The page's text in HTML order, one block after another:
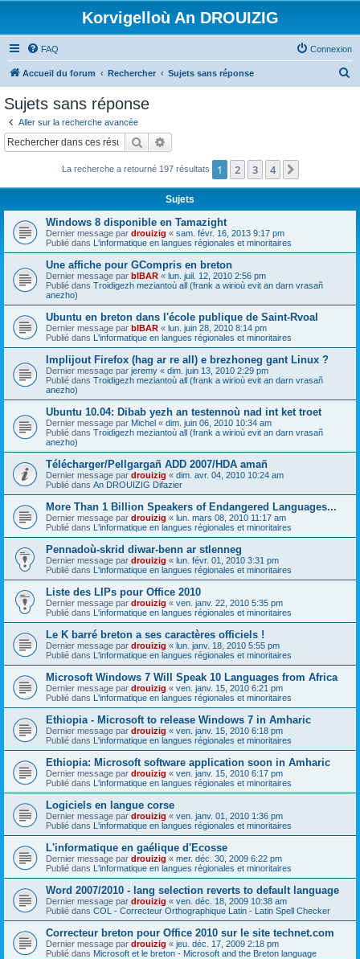
Korvigelloù An DROUIZIG
FAQ Connexion
Accueil du forum Rechercher Sujets sans réponse
c
Sujets sans réponse
Aller sur la recherche avancée
Rechercher
La recherche a retourné 197 résultats 1 2 3 4
Sujets
Windows 8 disponible en Tamazight
Dernier message par drouizig « sam. févr. 16, 2013 9:17 pm
Publié dans L'informatique en langues régionales et minoritaires
Une affiche pour GCompris en breton
Dernier message par bIBAR « lun. juil. 12, 2010 2:56 pm
Publié dans Troidigezh meziantoù all (frank a wirioù evit an darn vrasañ
anezho)
Ubuntu en breton dans l'école publique de Saint-Rvoal
Dernier message par bIBAR « lun. juin 28, 2010 8:14 pm
Publié dans L'informatique en langues régionales et minoritaires
Implijout Firefox (hag ar re all) e brezhoneg gant Linux ?
Dernier message par jeremy « dim. juin 13, 2010 2:29 pm
Publié dans Troidigezh meziantoù all (frank a wirioù evit an darn vrasañ
anezho)
Ubuntu 10.04: Dibab yezh an testennoù nad int ket troet
Dernier message par Michel « dim. juin 06, 2010 10:34 am
Publié dans Troidigezh meziantoù all (frank a wirioù evit an darn vrasañ
anezho)
Télécharger/Pellgargañ ADD 2007/HDA amañ
Dernier message par drouizig « dim. avr. 04, 2010 10:24 am
Publié dans An DROUIZIG Difazier
More Than 1 Billion Speakers of Endangered Languages...
Dernier message par drouizig « lun. mars 08, 2010 11:17 am
Publié dans L'informatique en langues régionales et minoritaires
Pennadoù-skrid diwar-benn ar stlenneg
Dernier message par drouizig « lun. févr. 01, 2010 3:31 pm
Publié dans L'informatique en langues régionales et minoritaires
Liste des LIPs pour Office 2010
Dernier message par drouizig « ven. janv. 22, 2010 5:35 pm
Publié dans L'informatique en langues régionales et minoritaires
Le K barré breton a ses caractères officiels !
Dernier message par drouizig « lun. janv. 18, 2010 5:55 pm
Publié dans L'informatique en langues régionales et minoritaires
Microsoft Windows 7 Will Speak 10 Languages from Africa
Dernier message par drouizig « ven. janv. 15, 2010 6:21 pm
Publié dans L'informatique en langues régionales et minoritaires
Ethiopia - Microsoft to release Windows 7 in Amharic
Dernier message par drouizig « ven. janv. 15, 2010 6:18 pm
Publié dans L'informatique en langues régionales et minoritaires
Ethiopia: Microsoft software application soon in Amharic
Dernier message par drouizig « ven. janv. 15, 2010 6:17 pm
Publié dans L'informatique en langues régionales et minoritaires
Logiciels en langue corse
Dernier message par drouizig « ven. janv. 01, 2010 1:36 pm
Publié dans L'informatique en langues régionales et minoritaires
L'informatique en gaélique d'Ecosse
Dernier message par drouizig « mer. déc. 30, 2009 6:22 pm
Publié dans L'informatique en langues régionales et minoritaires
Word 2007/2010 - lang selection reverts to default language
Dernier message par drouizig « ven. déc. 18, 2009 10:38 am
Publié dans COL - Correcteur Orthographique Latin - Latin Spell Checker
Correcteur breton pour Office 2010 sur le site technet.com
Dernier message par drouizig « jeu. déc. 17, 2009 2:18 pm
Publié dans Microsoft et le breton - Microsoft and the Breton language